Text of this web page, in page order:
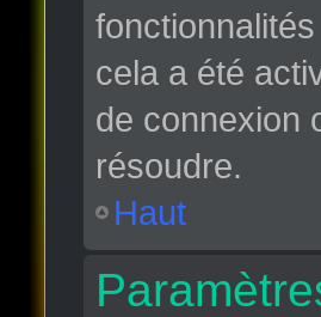
cela a été
de connexion
résoudre.
Haut